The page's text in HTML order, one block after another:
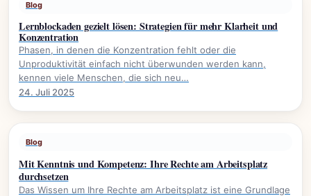
Blog
Lernblockaden gezielt lösen: Strategien für mehr Klarheit und
Konzentration
Phasen, in denen die Konzentration fehlt oder die
Unproduktivität einfach nicht überwunden werden kann,
kennen viele Menschen, die sich neu…
24. Juli 2025
Blog
Mit Kenntnis und Kompetenz: Ihre Rechte am Arbeitsplatz
durchsetzen
Das Wissen um Ihre Rechte am Arbeitsplatz ist eine Grundlage